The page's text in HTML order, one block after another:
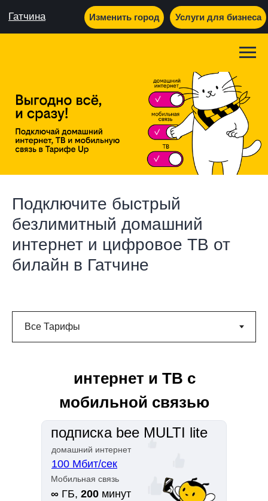
Гатчина Изменить город Услуги для бизнеса
Подключите быстрый
безлимитный домашний
интернет и цифровое ТВ от
билайн в Гатчине
интернет и ТВ с
мобильной связью
подписка bee MULTI lite
домашний интернет
Мобильная связь
100 Мбит/сек
∞ ГБ, 200 минут